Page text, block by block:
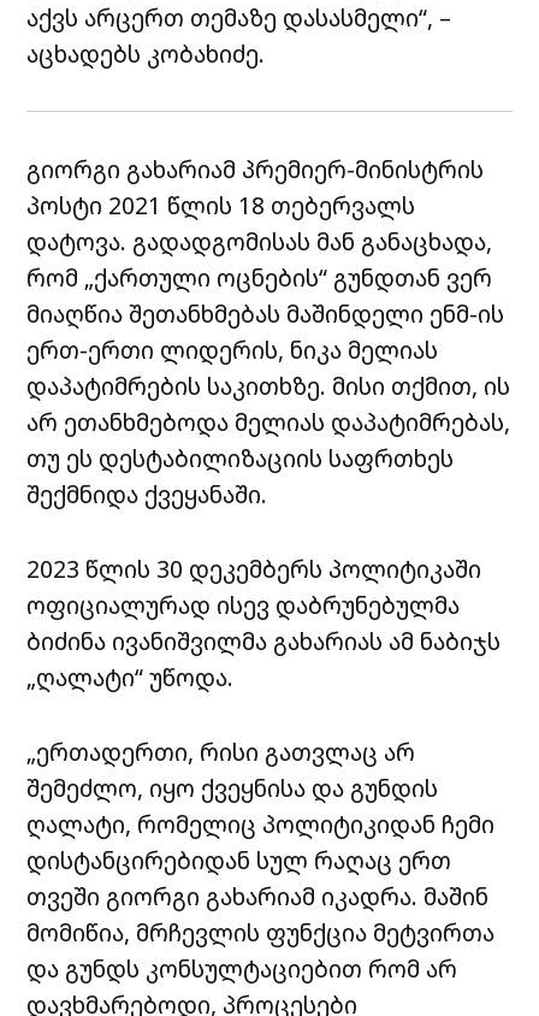
აქვს არცერთ თემაზე დასასმელი“, –
აცხადებს კობახიძე.
გიორგი გახარიამ პრემიერ-მინისტრის
პოსტი 2021 წლის 18 თებერვალს
დატოვა. გადადგომისას მან განაცხადა,
რომ „ქართული ოცნების“ გუნდთან ვერ
მიაღწია შეთანხმებას მაშინდელი ენმ-ის
ერთ-ერთი ლიდერის, ნიკა მელიას
დაპატიმრების საკითხზე. მისი თქმით, ის
არ ეთანხმებოდა მელიას დაპატიმრებას,
თუ ეს დესტაბილიზაციის საფრთხეს
შექმნიდა ქვეყანაში.
2023 წლის 30 დეკემბერს პოლიტიკაში
ოფიციალურად ისევ დაბრუნებულმა
ბიძინა ივანიშვილმა გახარიას ამ ნაბიჯს
„ღალატი“ უწოდა.
„ერთადერთი, რისი გათვლაც არ
შემეძლო, იყო ქვეყნისა და გუნდის
ღალატი, რომელიც პოლიტიკიდან ჩემი
დისტანცირებიდან სულ რაღაც ერთ
თვეში გიორგი გახარიამ იკადრა. მაშინ
მომიწია, მრჩევლის ფუნქცია მეტვირთა
და გუნდს კონსულტაციებით რომ არ
დავხმარებოდი, პროცესები